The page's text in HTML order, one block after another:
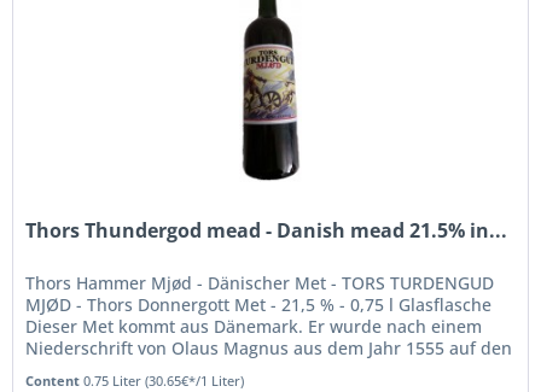
Thors Thundergod mead - Danish mead 21.5% in...
Thors Hammer Mjød - Dänischer Met - TORS TURDENGUD
MJØD - Thors Donnergott Met - 21,5 % - 0,75 l Glasflasche
Dieser Met kommt aus Dänemark. Er wurde nach einem
Niederschrift von Olaus Magnus aus dem Jahr 1555 auf den
jütländischen...
Content0.75 Liter(30.65€*/1 Liter)